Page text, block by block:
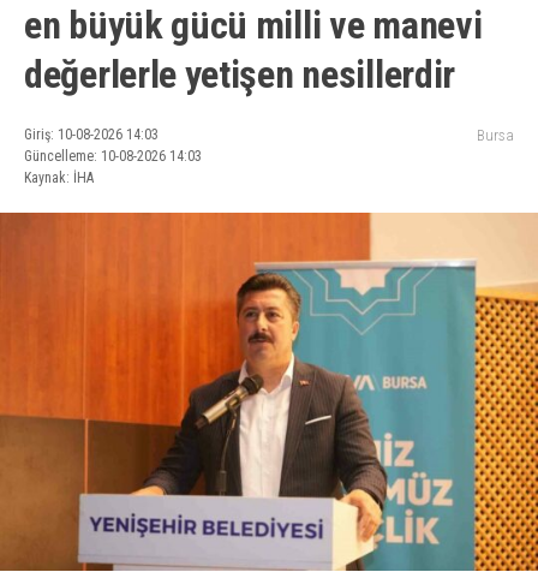
en büyük gücü milli ve manevi
değerlerle yetişen nesillerdir
Giriş: 10-08-2026 14:03
Güncelleme: 10-08-2026 14:03
Kaynak: İHA
Bursa